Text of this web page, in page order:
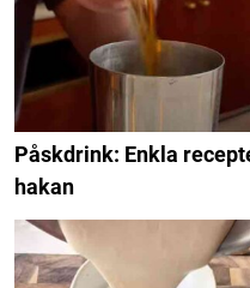
Påskdrink: Enkla
hakan